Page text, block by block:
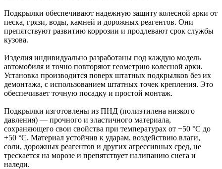
Подкрылки обеспечивают надежную защиту колесной арки от
песка, грязи, воды, камней и дорожных реагентов. Они
препятствуют развитию коррозии и продлевают срок службы
кузова.
Изделия индивидуально разработаны под каждую модель
автомобиля и точно повторяют геометрию колесной арки.
Установка производится поверх штатных подкрылков без их
демонтажа, с использованием штатных точек крепления. Это
обеспечивает точную посадку и простой монтаж.
Подкрылки изготовлены из ПНД (полиэтилена низкого
давления) — прочного и эластичного материала,
сохраняющего свои свойства при температурах от −50 °C до
+50 °C. Материал устойчив к ударам, воздействию влаги,
соли, дорожных реагентов и других агрессивных сред, не
трескается на морозе и препятствует налипанию снега и
наледи.